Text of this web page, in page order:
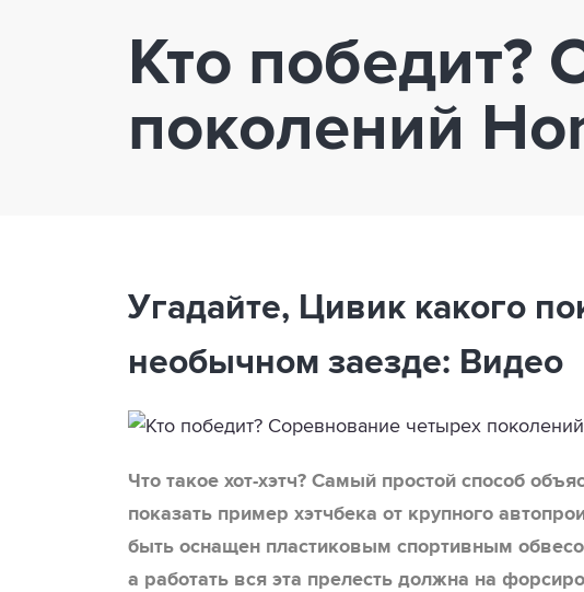
Кто победит?
поколений
Угадайте, Цивик какого
необычном заезде: Видео
Что такое хот-хэтч? Самый простой способ
показать пример хэтчбека от крупного
быть оснащен пластиковым спортивным
а работать вся эта прелесть должна на